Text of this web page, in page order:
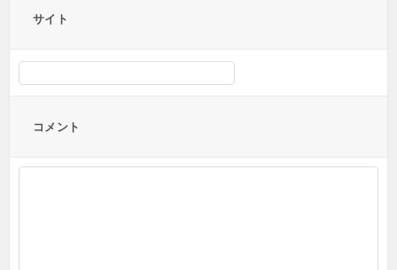
サイト
コメント